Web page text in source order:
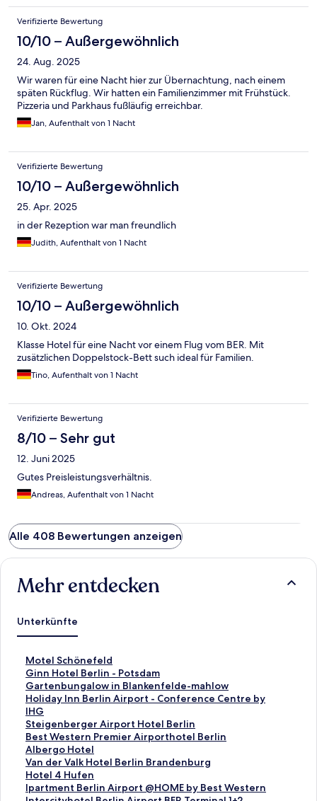
Verifizierte Bewertung
10/10 – Außergewöhnlich
24. Aug. 2025
Wir waren für eine Nacht hier zur Übernachtung, nach einem
späten Rückflug. Wir hatten ein Familienzimmer mit Frühstück.
Pizzeria und Parkhaus fußläufig erreichbar.
Jan, Aufenthalt von 1 Nacht
Verifizierte Bewertung
10/10 – Außergewöhnlich
25. Apr. 2025
in der Rezeption war man freundlich
Judith, Aufenthalt von 1 Nacht
Verifizierte Bewertung
10/10 – Außergewöhnlich
10. Okt. 2024
Klasse Hotel für eine Nacht vor einem Flug vom BER. Mit
zusätzlichen Doppelstock-Bett such ideal für Familien.
Tino, Aufenthalt von 1 Nacht
Verifizierte Bewertung
8/10 – Sehr gut
12. Juni 2025
Gutes Preisleistungsverhältnis.
Andreas, Aufenthalt von 1 Nacht
Alle 408 Bewertungen anzeigen
Mehr entdecken
Unterkünfte
Motel Schönefeld
L
i
n
k
,
d
e
r
d
i
e
Ginn Hotel Berlin - Potsdam
L
i
n
k
,
d
e
r
d
i
Gartenbungalow in Blankenfelde-mahlow
L
i
n
k
,
d
e
r
d
Holiday Inn Berlin Airport - Conference Centre by
IHG
L
i
n
k
,
d
e
r
Steigenberger Airport Hotel Berlin
L
i
n
k
,
d
Best Western Premier Airporthotel Berlin
L
i
n
k
,
Albergo Hotel
L
i
n
k
Van der Valk Hotel Berlin Brandenburg
L
i
n
Hotel 4 Hufen
L
iIpartment Berlin Airport @HOME by Best Western
L